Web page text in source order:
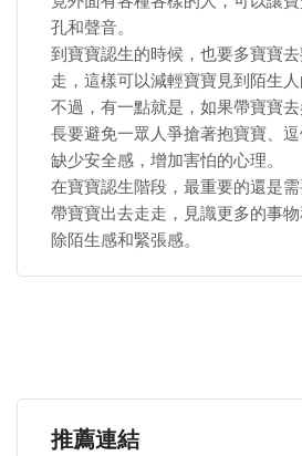
孔和聲音。
到寶寶認生的時候，也要多寶寶
走，這樣可以減輕寶寶見到陌生人
不過，有一點就是，如果帶寶寶
長要避免一眾人爭搶著抱寶寶、
缺少安全感，增加害怕的心理。
在寶寶認生階段，最重要的還是
帶寶寶出去走走，見識更多的事
除陌生感和緊張感。
推薦連結